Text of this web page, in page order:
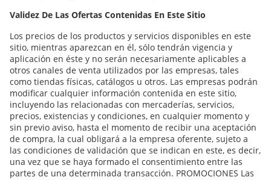
Validez De Las Ofertas Contenidas En Este Sitio
Los precios de los productos y servicios disponibles en este
sitio, mientras aparezcan en él, sólo tendrán vigencia y
aplicación en éste y no serán necesariamente aplicables a
otros canales de venta utilizados por las empresas, tales
como tiendas físicas, catálogos u otros. Las empresas podrán
modificar cualquier información contenida en este sitio,
incluyendo las relacionadas con mercaderías, servicios,
precios, existencias y condiciones, en cualquier momento y
sin previo aviso, hasta el momento de recibir una aceptación
de compra, la cual obligará a la empresa oferente, sujeto a
las condiciones de validación que se indican en este, es decir,
una vez que se haya formado el consentimiento entre las
partes de una determinada transacción. PROMOCIONES Las